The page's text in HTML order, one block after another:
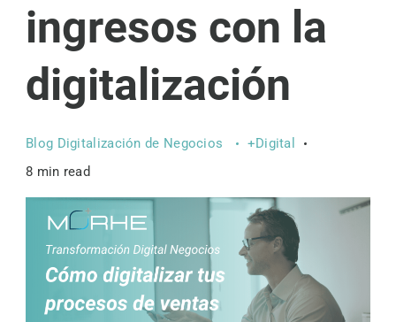
ingresos con la
digitalización
Blog Digitalización de Negocios
+Digital
8 min read